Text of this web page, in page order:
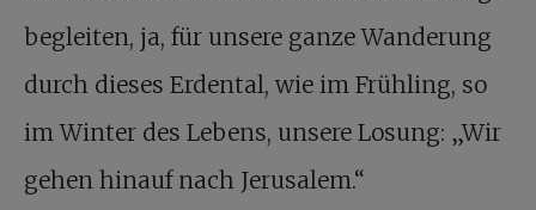
begleiten, ja, für unsere ganze Wanderung
durch dieses Erdental, wie im Frühling, so
im Winter des Lebens, unsere Losung: „Wir
gehen hinauf nach Jerusalem.“